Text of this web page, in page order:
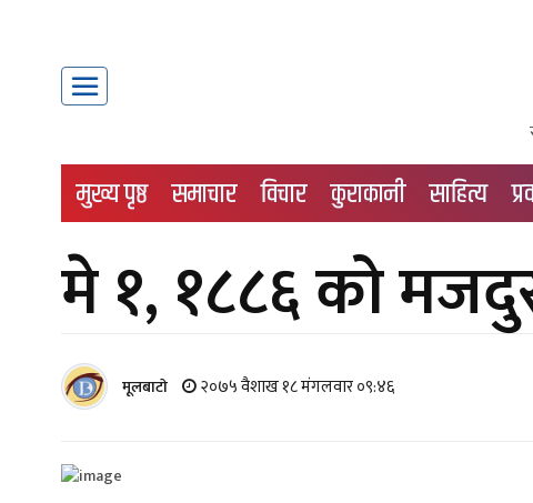
मुख्य पृष्ठ समाचार विचार कुराकानी साहित्य
मे १, १८८६ को
मूलबाटाे २०७५ वैशाख १८ मंगलवार ०९:४६